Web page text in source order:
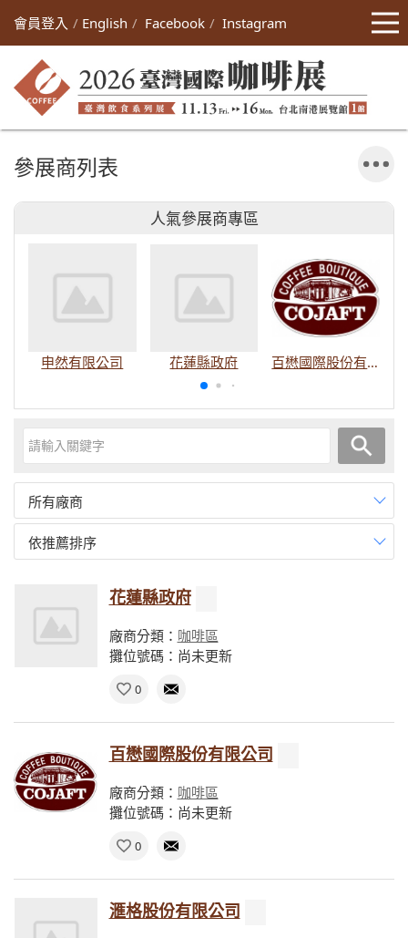
會員登入 English Facebook Instagram
參展商列表
人氣參展商專區
申然有限公司 花蓮縣政府 百懋國際股份有限公司
所有廠商
依推薦排序
花蓮縣政府
廠商分類： 咖啡區
攤位號碼：尚未更新
0
百懋國際股份有限公司
廠商分類： 咖啡區
攤位號碼：尚未更新
0
滙格股份有限公司